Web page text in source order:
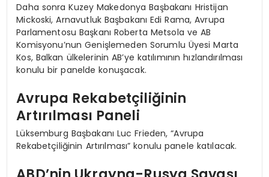
Daha sonra Kuzey Makedonya Başbakanı Hristijan
Mickoski, Arnavutluk Başbakanı Edi Rama, Avrupa
Parlamentosu Başkanı Roberta Metsola ve AB
Komisyonu’nun Genişlemeden Sorumlu Üyesi Marta
Kos, Balkan ülkelerinin AB’ye katılımının hızlandırılması
konulu bir panelde konuşacak.
Avrupa Rekabetçiliğinin
Artırılması Paneli
Lüksemburg Başbakanı Luc Frieden, “Avrupa
Rekabetçiliğinin Artırılması” konulu panele katılacak.